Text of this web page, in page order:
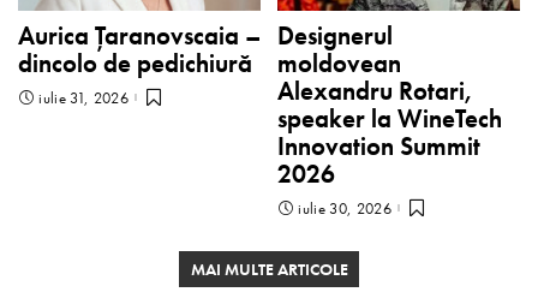
Aurica Țaranovscaia –
dincolo de pedichiură
iulie 31, 2026
Designerul
moldovean
Alexandru Rotari,
speaker la WineTech
Innovation Summit
2026
iulie 30, 2026
MAI MULTE ARTICOLE